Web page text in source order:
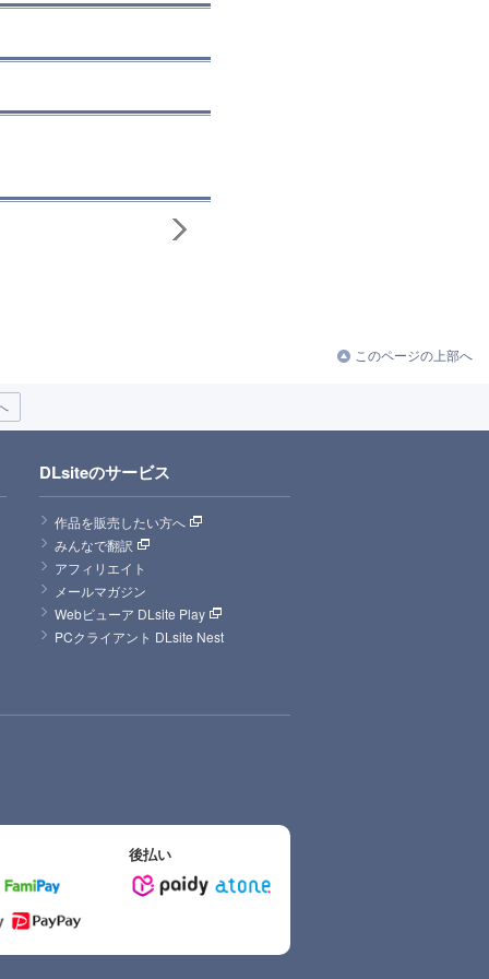
このページの上部へ
DLsiteのサービス
作品を販売したい方へ
みんなで翻訳
アフィリエイト
メールマガジン
Webビューア DLsite Play
PCクライアント DLsite Nest
後払い